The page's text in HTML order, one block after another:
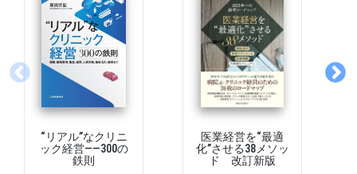
“リアル”なクリニ
ック経営――300の
鉄則
医業経営を“最適
化”させる38メソッ
ド 改訂新版